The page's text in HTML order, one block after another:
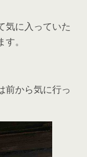
気に入っていた
。
前から気に行っ